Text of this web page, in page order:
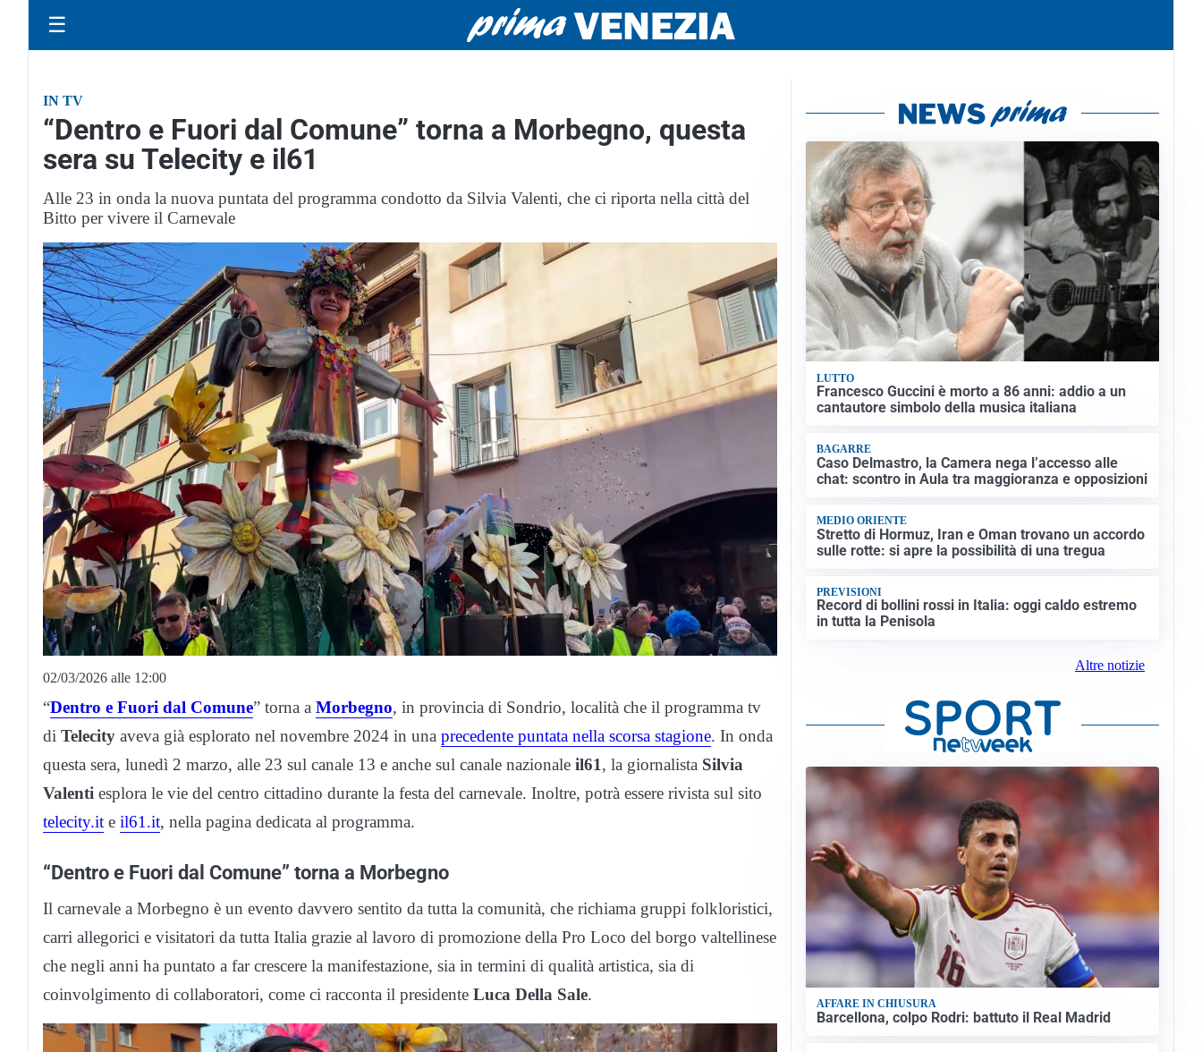
☰
IN TV
“Dentro e Fuori dal Comune” torna a Morbegno, questa
sera su Telecity e il61
Alle 23 in onda la nuova puntata del programma condotto da Silvia Valenti, che ci riporta nella città del
Bitto per vivere il Carnevale
02/03/2026 alle 12:00
“Dentro e Fuori dal Comune” torna a Morbegno, in provincia di Sondrio, località che il programma tv
di Telecity aveva già esplorato nel novembre 2024 in una precedente puntata nella scorsa stagione. In onda
questa sera, lunedì 2 marzo, alle 23 sul canale 13 e anche sul canale nazionale il61, la giornalista Silvia
Valenti esplora le vie del centro cittadino durante la festa del carnevale. Inoltre, potrà essere rivista sul sito
telecity.it e il61.it, nella pagina dedicata al programma.
“Dentro e Fuori dal Comune” torna a Morbegno
Il carnevale a Morbegno è un evento davvero sentito da tutta la comunità, che richiama gruppi folkloristici,
carri allegorici e visitatori da tutta Italia grazie al lavoro di promozione della Pro Loco del borgo valtellinese
che negli anni ha puntato a far crescere la manifestazione, sia in termini di qualità artistica, sia di
coinvolgimento di collaboratori, come ci racconta il presidente Luca Della Sale.
LUTTO
Francesco Guccini è morto a 86 anni: addio a un
cantautore simbolo della musica italiana
BAGARRE
Caso Delmastro, la Camera nega l’accesso alle
chat: scontro in Aula tra maggioranza e opposizioni
MEDIO ORIENTE
Stretto di Hormuz, Iran e Oman trovano un accordo
sulle rotte: si apre la possibilità di una tregua
PREVISIONI
Record di bollini rossi in Italia: oggi caldo estremo
in tutta la Penisola
Altre notizie
AFFARE IN CHIUSURA
Barcellona, colpo Rodri: battuto il Real Madrid